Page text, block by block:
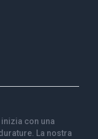
con una
La nostra